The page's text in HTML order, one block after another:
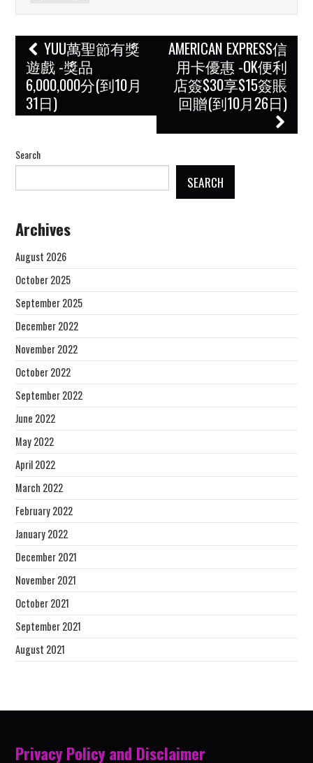
Post
navigation
YUU萬聖節有獎
遊戲 -獎品
6,000,000分(到10月
31日)
AMERICAN EXPRESS信
用卡優惠 -OK便利
店簽$30享$15簽賬
回贈(到10月26日)
Search
SEARCH
Archives
August 2026
October 2025
September 2025
December 2022
November 2022
October 2022
September 2022
June 2022
May 2022
April 2022
March 2022
February 2022
January 2022
December 2021
November 2021
October 2021
September 2021
August 2021
Privacy Policy and Disclaimer